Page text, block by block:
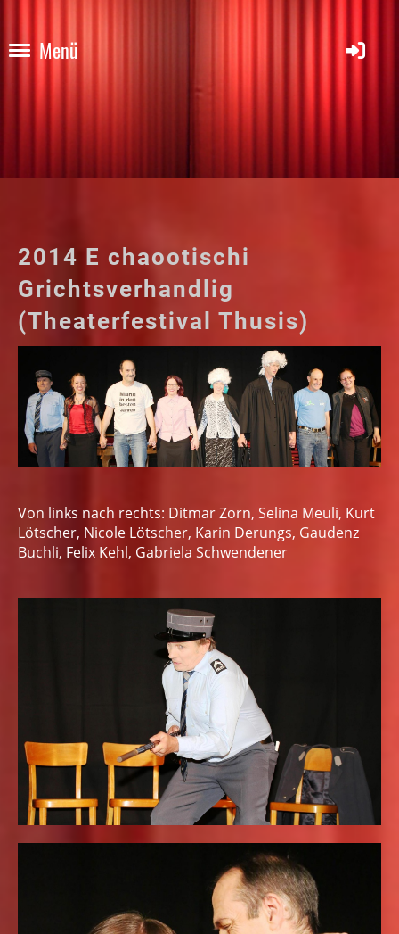
Menü
2014 E chaootischi
Grichtsverhandlig
(Theaterfestival Thusis)
Von links nach rechts: Ditmar Zorn, Selina Meuli, Kurt
Lötscher, Nicole Lötscher, Karin Derungs, Gaudenz
Buchli, Felix Kehl, Gabriela Schwendener